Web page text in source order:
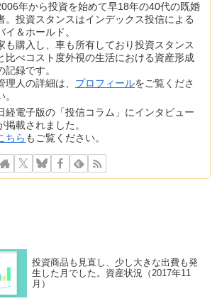
年から投資を始めて早18年の40代の既婚
。投資スタンスはインデックス投信による
イ＆ホールド。
も購入し、車も所有しており投資スタンス
比べコスト度外視の生活における資産形成
記録です。
理人の詳細は、 プロフィールをご覧くださ
。
経電子版の「投信コラム」にインタビュー
掲載されました。
ちら もご覧ください。
投資商品も見直し、少し大きな出費も発
生した月でした。資産状況（2017年11
月）